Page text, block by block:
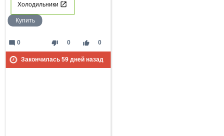
Холодильники
Купить
thumb_down 0 thumb_up 0
mode_comment 0
Закончилась 59дней назад